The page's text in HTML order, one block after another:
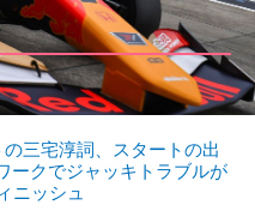
三宅淳詞、スタートの出
ークでジャッキトラブルが
ニッシュ